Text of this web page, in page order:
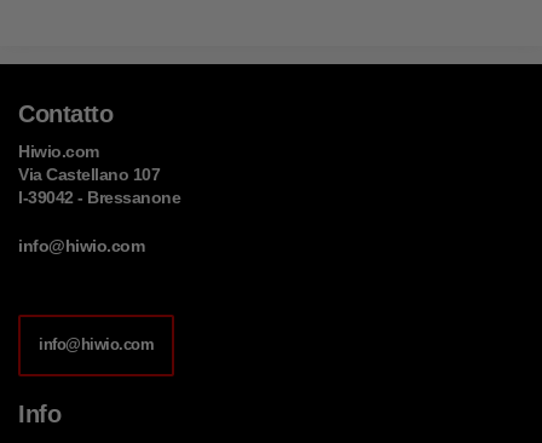
Contatto
Hiwio.com
Via Castellano 107
I-39042 - Bressanone
info@hiwio.com
info@hiwio.com
Info